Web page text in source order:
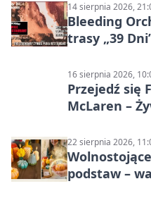
14 sierpnia 2026,
Bleeding
trasy „39
16 sierpnia 2026,
Przejedź się
McLaren –
22 sierpnia 2026,
podstaw –